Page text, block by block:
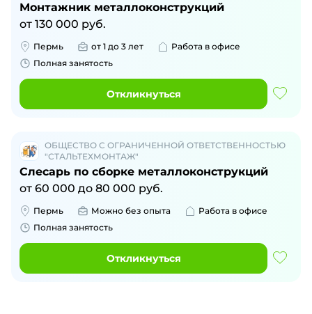
Монтажник металлоконструкций
от 130 000 руб.
Пермь от 1 до 3 лет
Работа в офисе
Полная занятость
Откликнуться
ОБЩЕСТВО С ОГРАНИЧЕННОЙ ОТВЕТСТВЕННОСТЬЮ
"СТАЛЬТЕХМОНТАЖ"
Слесарь по сборке металлоконструкций
от 60 000 до 80 000 руб.
Пермь Можно без опыта
Работа в офисе
Полная занятость
Откликнуться